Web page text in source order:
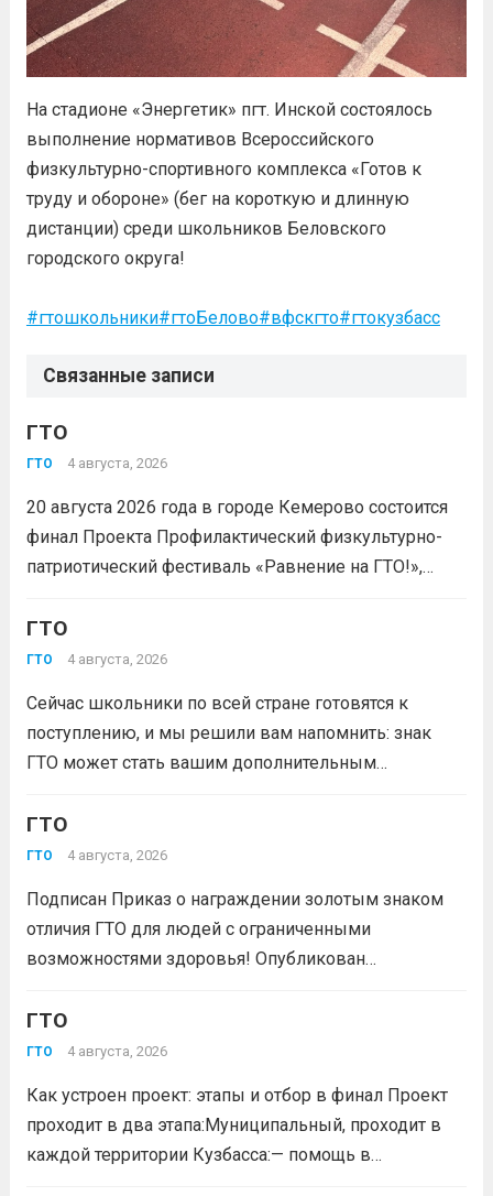
На стадионе «Энергетик» пгт. Инской состоялось
выполнение нормативов Всероссийского
физкультурно-спортивного комплекса «Готов к
труду и обороне» (бег на короткую и длинную
дистанции) среди школьников Беловского
городского округа!
#гтошкольники#гтоБелово#вфскгто#гтокузбасс
Связанные записи
ГТО
ГТО 4 августа, 2026
20 августа 2026 года в городе Кемерово состоится
финал Проекта Профилактический физкультурно-
патриотический фестиваль «Равнение на ГТО!»,
Первых-2026».В мероприятии примут участие
победители муниципального этапа проектной
Кузбасса.Состав команды 6 человек, 3 участника
из...Читать дальше
ГТО
ГТО 4 августа, 2026
Сейчас школьники по всей стране готовятся к
поступлению, и мы решили вам напомнить: знак
ГТО может стать вашим дополнительным
Многие университеты начисляют абитуриентам
баллы за индивидуальные достижения — и знак
ГТО
ГТО 4 августа, 2026
Подписан Приказ о награждении золотым знаком
отличия ГТО для людей с ограниченными
возможностями здоровья! Опубликован
Российской Федерации № 229 НГ от 22 июля 2026
года. Документ утверждает список граждан,
Всероссийского физкультурно-спортивного
комплекса...Читать дальше
ГТО
ГТО 4 августа, 2026
Как устроен проект: этапы и отбор в финал Проект
проходит в два этапа:Муниципальный, проходит в
каждой территории Кузбасса:— помощь в